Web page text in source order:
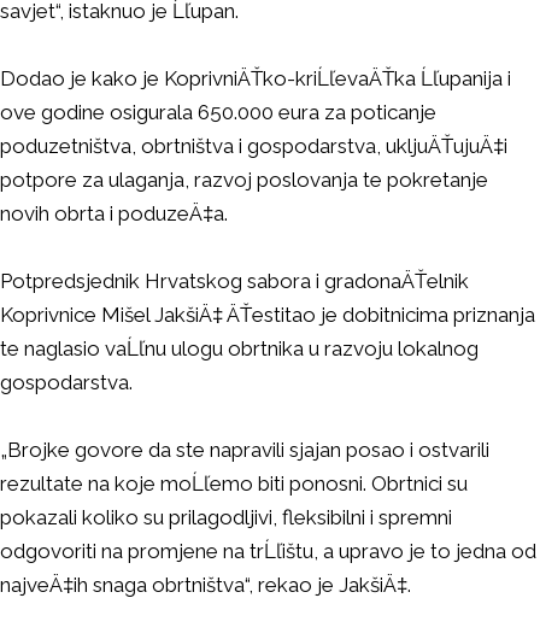
savjet“, istaknuo je Ĺľupan.
Dodao je kako je KoprivniÄŤko-kriĹľevaÄŤka Ĺľupanija i
ove godine osigurala 650.000 eura za poticanje
poduzetništva, obrtništva i gospodarstva, ukljuÄŤujuÄ‡i
potpore za ulaganja, razvoj poslovanja te pokretanje
novih obrta i poduzeÄ‡a.
Potpredsjednik Hrvatskog sabora i gradonaÄŤelnik
Koprivnice Mišel JakšiÄ‡ ÄŤestitao je dobitnicima priznanja
te naglasio vaĹľnu ulogu obrtnika u razvoju lokalnog
gospodarstva.
„Brojke govore da ste napravili sjajan posao i ostvarili
rezultate na koje moĹľemo biti ponosni. Obrtnici su
pokazali koliko su prilagodljivi, fleksibilni i spremni
odgovoriti na promjene na trĹľištu, a upravo je to jedna od
najveÄ‡ih snaga obrtništva“, rekao je JakšiÄ‡.